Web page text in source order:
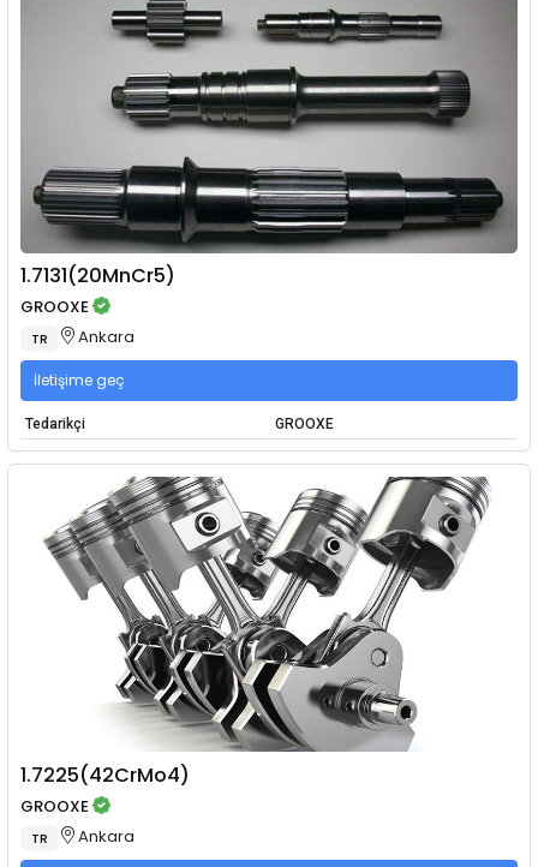
1.7131(20MnCr5)
GROOXE
TR Ankara
İletişime geç
Tedarikçi GROOXE
1.7225(42CrMo4)
GROOXE
TR Ankara